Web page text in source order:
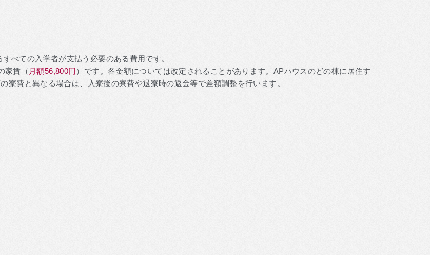
べての入学者が支払う必要のある費用です。
家賃（ 月額56,800円）です。各金額については改定されることがあります。APハウスのどの棟に居住す
寮費と異なる場合は、入寮後の寮費や退寮時の返金等で差額調整を行います。